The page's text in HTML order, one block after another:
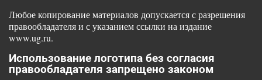
Любое копирование материалов допускается с разрешения
правообладателя и с указанием ссылки на издание
www.ug.ru.
Использование логотипа без согласия
правообладателя запрещено законом